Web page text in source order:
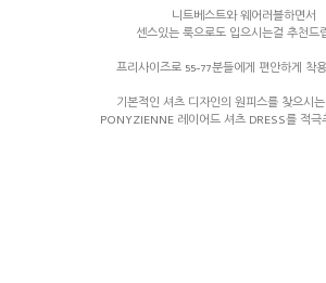
니트베스트와 웨어러블하면서
센스있는 룩으로도 입으시는걸 추천드
프리사이즈로 55-77분들에게 편안하게 착
기본적인 셔츠 디자인의 원피스를 찾으시
PONYZIENNE 레이어드 셔츠 DRESS를 적극